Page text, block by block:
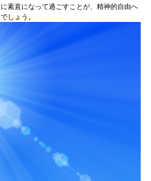
素直になって過ごすことが、精神的自由へ
しょう。